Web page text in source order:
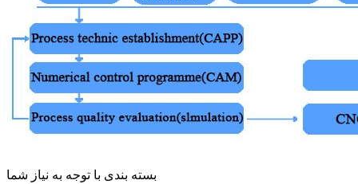
بسته بندی با توجه به نیاز شما